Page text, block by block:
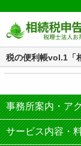
税の便利帳vol.1「
事務所案内・ア
サービス内容・